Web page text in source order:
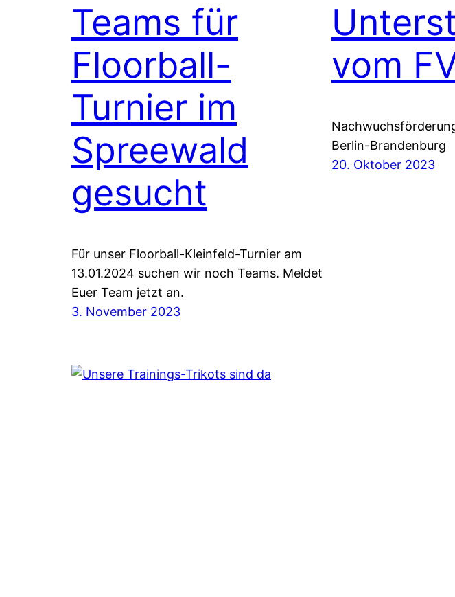
Teams für
Floorball-
Turnier im
Spreewald
gesucht
Für unser Floorball-Kleinfeld-Turnier am
13.01.2024 suchen wir noch Teams. Meldet
Euer Team jetzt an.
3. November 2023
vom
Berlin-Brandenburg
20. Oktober 2023